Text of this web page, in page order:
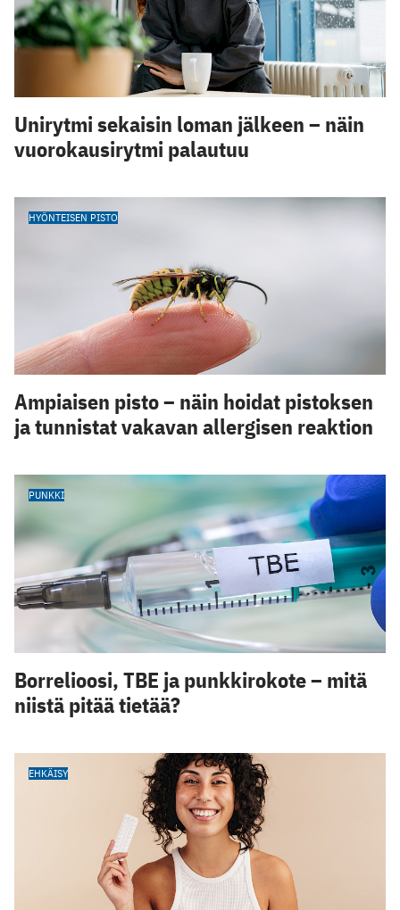
Unirytmi sekaisin loman jälkeen – näin
vuorokausirytmi palautuu
HYÖNTEISEN PISTO
Ampiaisen pisto – näin hoidat pistoksen
ja tunnistat vakavan allergisen reaktion
PUNKKI
Borrelioosi, TBE ja punkkirokote – mitä
niistä pitää tietää?
EHKÄISY